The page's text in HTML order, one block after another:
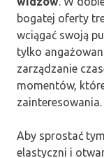
bogatej oferty
wciągać swoją
tylko
zarządzanie
momentów,
zainteresowania.
Aby sprostać
elastyczni i